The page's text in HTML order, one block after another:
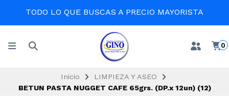
TODO LO QUE BUSCAS A PRECIO MAYORISTA
0
Inicio
LIMPIEZA Y ASEO
BETUN PASTA NUGGET CAFE 65grs. (DP.x 12un) (12)